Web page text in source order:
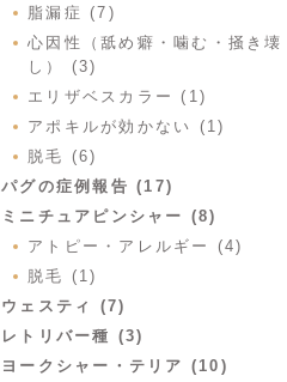
脂漏症 (7)
心因性（舐め癖・噛む・掻き壊
し） (3)
エリザベスカラー (1)
アポキルが効かない (1)
脱毛 (6)
パグの症例報告 (17)
ミニチュアピンシャー (8)
アトピー・アレルギー (4)
脱毛 (1)
ウェスティ (7)
レトリバー種 (3)
ヨークシャー・テリア (10)